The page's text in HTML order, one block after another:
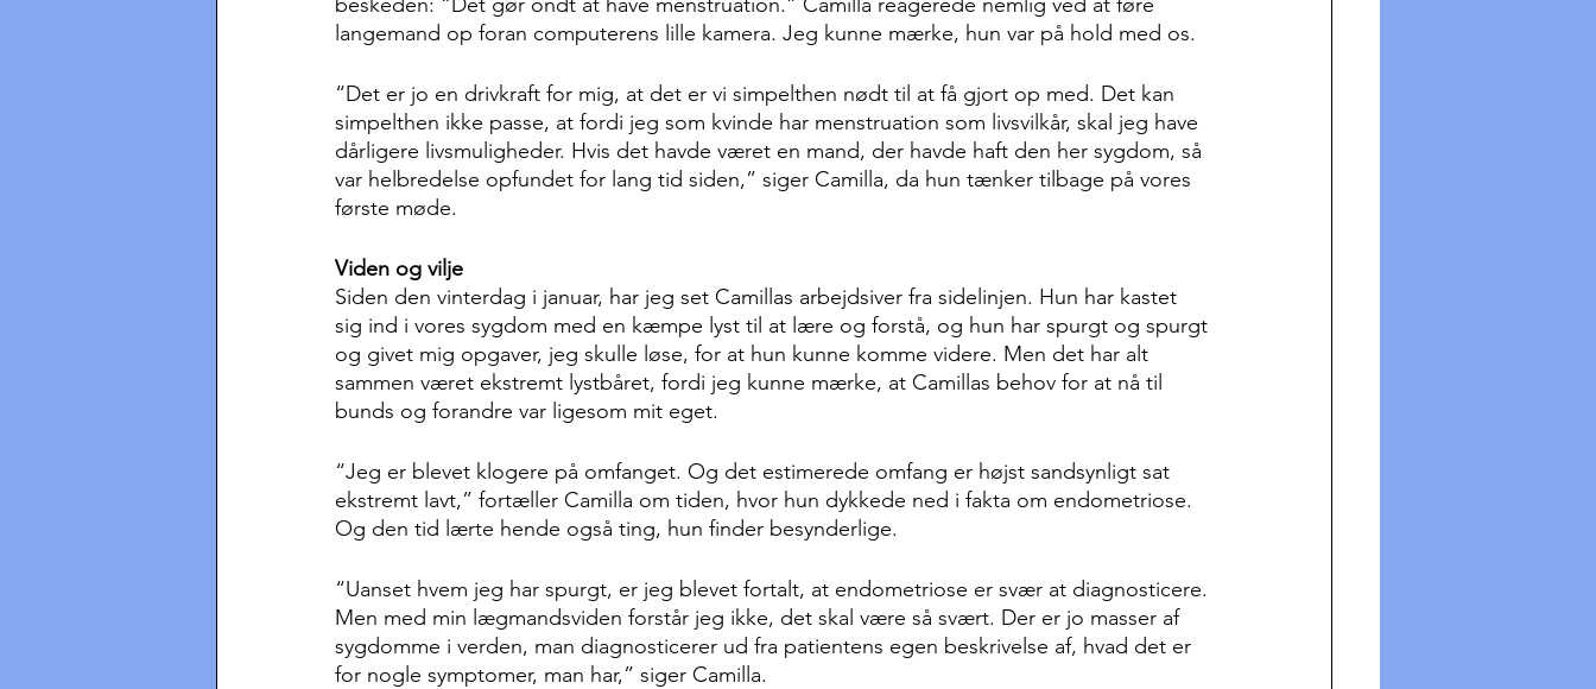
langemand op foran computerens lille kamera. Jeg kunne mærke, hun var på hold med os.
“Det er jo en drivkraft for mig, at det er vi simpelthen nødt til at få gjort op med. Det kan
simpelthen ikke passe, at fordi jeg som kvinde har menstruation som livsvilkår, skal jeg have
dårligere livsmuligheder. Hvis det havde været en mand, der havde haft den her sygdom, så
var helbredelse opfundet for lang tid siden,” siger Camilla, da hun tænker tilbage på vores
første møde.
Viden og vilje
Siden den vinterdag i januar, har jeg set Camillas arbejdsiver fra sidelinjen. Hun har kastet
sig ind i vores sygdom med en kæmpe lyst til at lære og forstå, og hun har spurgt og spurgt
og givet mig opgaver, jeg skulle løse, for at hun kunne komme videre. Men det har alt
sammen været ekstremt lystbåret, fordi jeg kunne mærke, at Camillas behov for at nå til
bunds og forandre var ligesom mit eget.
“Jeg er blevet klogere på omfanget. Og det estimerede omfang er højst sandsynligt sat
ekstremt lavt,” fortæller Camilla om tiden, hvor hun dykkede ned i fakta om endometriose.
Og den tid lærte hende også ting, hun finder besynderlige.
“Uanset hvem jeg har spurgt, er jeg blevet fortalt, at endometriose er svær at diagnosticere.
Men med min lægmandsviden forstår jeg ikke, det skal være så svært. Der er jo masser af
sygdomme i verden, man diagnosticerer ud fra patientens egen beskrivelse af, hvad det er
for nogle symptomer, man har,” siger Camilla.